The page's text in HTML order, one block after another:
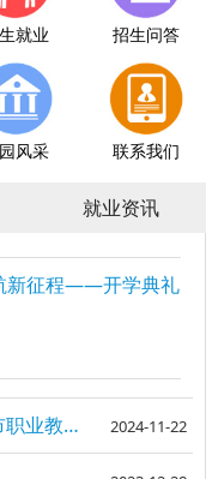
就业 招生问答
风采 联系我们
就业资讯
新征程——开学典礼
聚力蕴芬芳 教研促成长——“海安市职业教育专题研讨活动”在我校成功举办 2024-11-22